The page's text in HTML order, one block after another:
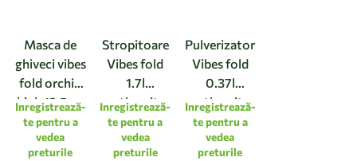
Masca de
ghiveci vibes
fold orchid
high 12,5cm
linen white
Inregistrează-
te pentru a
vedea
preturile
Stropitoare
Vibes fold
1.7l
anthracite
Inregistrează-
te pentru a
vedea
preturile
Pulverizator
Vibes fold
0.37l
anthracite
Inregistrează-
te pentru a
vedea
preturile